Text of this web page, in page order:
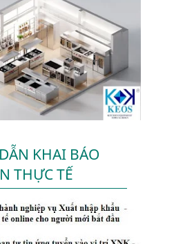
KHAI BÁO
THỰC TẾ